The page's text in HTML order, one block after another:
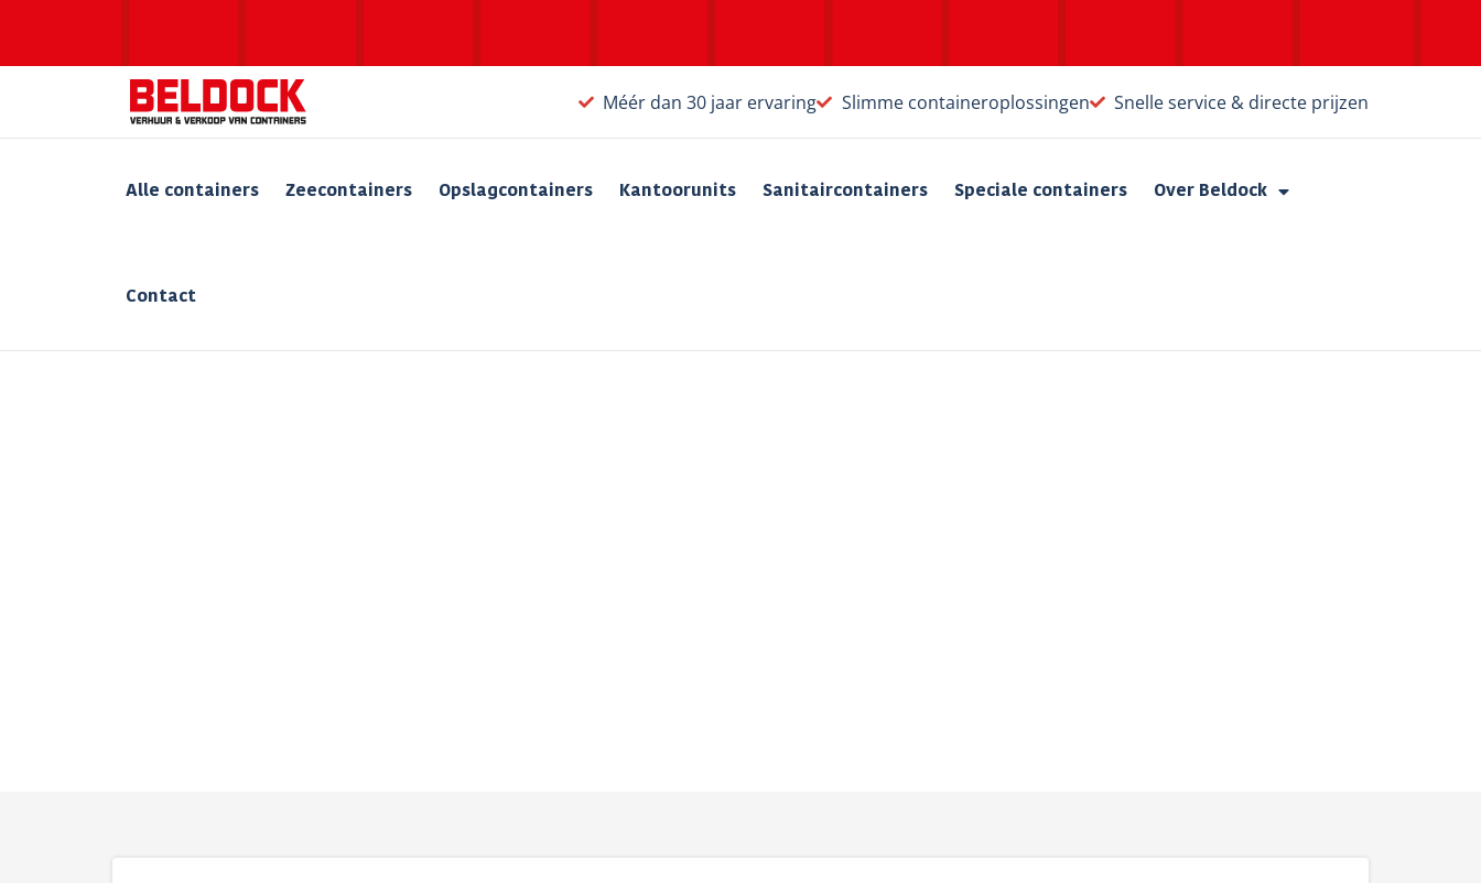
Méér dan 30 jaar ervaring Slimme containeroplossingen Snelle service & directe prijzen
Alle containers Zeecontainers Opslagcontainers Kantoorunits Sanitaircontainers Speciale containers Over Beldock
Contact